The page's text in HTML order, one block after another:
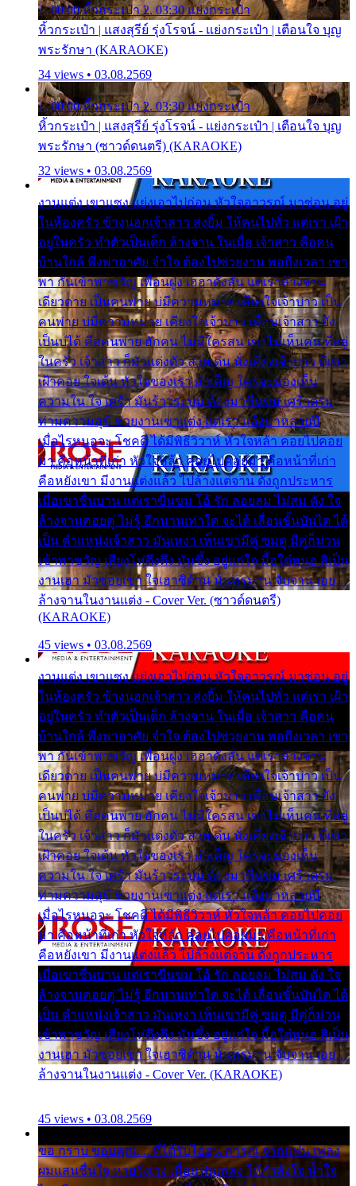
1. 00:00 หิ้วกระเป๋า 2. 03:30 แย่งกระเป๋า
หิ้วกระเป๋า | แสงสุรีย์ รุ่งโรจน์ - แย่งกระเป๋า | เตือนใจ บุญ
พระรักษา (KARAOKE)
34 views • 03.08.2569
1. 00:00 หิ้วกระเป๋า 2. 03:30 แย่งกระเป๋า
หิ้วกระเป๋า | แสงสุรีย์ รุ่งโรจน์ - แย่งกระเป๋า | เตือนใจ บุญ
พระรักษา (ซาวด์ดนตรี) (KARAOKE)
32 views • 03.08.2569
งานแต่ง เขาแซง แย่งเอาไปก่อน หัวใจอาวรณ์ มาซ่อน อยู่
ในห้องครัว ข้างนอกเจ้าสาว ส่งยิ้ม ให้คนไปทั่ว แต่เรา เฝ้า
อยู่ในครัว ทำตัวเป็นเด็ก ล้างจาน ในเมื่อ เจ้าสาว คือคน
บ้านใกล้ พึ่งพาอาศัย จำใจ ต้องไปช่วยงาน พอถึงเวลา เขา
พา กันเข้าพาขวัญ เพื่อนฝูง เฮฮาดังลั่น แต่เราล้างจาน
เดียวดาย เป็นคนพ่าย บ่มีความหมาย เคียงใจเจ้าบ่าว เป็น
คนพ่าย บ่มีความหมาย เคียงใจเจ้าบ่าว เพื่อนเจ้าสาว ยัง
เป็นบ่ได้ คือคนพ่าย ฮักคน ไม่มีใครสน เขาไม่เห็นคน ที่อยู่
ในครัว เจ้าสาว ก็มัวแต่งตัว สวยเด่น นั่งเคียงเจ้าบ่าว ที่เขา
เฝ้าคอย ใจเต้น หัวใจของเรา ลำเค็ญ ใครจะมองเห็น
ความใน ใจ เศร้า มันร้าวระบม ต้องมาขื่นขม เศร้าตรม
ท่ามความสุขี ช่วยงานเขาแต่ง แต่เรา แล้งมาหลายปี
เมื่อไรหนอจะ โชคดี ได้มีพิธีวิวาห์ หัวใจหล้า คอยไปคอย
มา คือหน้าที่เก่า หัวใจหล้า คอยไปคอยมา คือหน้าที่เก่า
คือหยังเขา มีงานแต่งแล้ว ไปล้างแต่จาน ดั่งถูกประหาร
เมื่อเขาชื่นบาน แต่เราขื่นขม โอ้ รัก ลอยลม ไม่สม ดัง ใจ
ล้างจานคอยคู่ ไม่รู้ อีกนานเท่าใด จะได้ เลื่อนขั้นบันได ได้
เป็น ตำแหน่งเจ้าสาว มันเหงา เห็นเขามีคู่ ซมดู มีคู่ก็ม่วน
เข้าพาขวัญ เสียงโห่ตึงตึง มันซึ้ง อยู่แก่ใจ มื้อใด๋หนอ สิเป็น
งานเฮา มัวซอยเขา ใจเฮาซิด้าน มันทรมาน จับจาน เอย…
ล้างจานในงานแต่ง - Cover Ver. (ซาวด์ดนตรี)
(KARAOKE)
45 views • 03.08.2569
งานแต่ง เขาแซง แย่งเอาไปก่อน หัวใจอาวรณ์ มาซ่อน อยู่
ในห้องครัว ข้างนอกเจ้าสาว ส่งยิ้ม ให้คนไปทั่ว แต่เรา เฝ้า
อยู่ในครัว ทำตัวเป็นเด็ก ล้างจาน ในเมื่อ เจ้าสาว คือคน
บ้านใกล้ พึ่งพาอาศัย จำใจ ต้องไปช่วยงาน พอถึงเวลา เขา
พา กันเข้าพาขวัญ เพื่อนฝูง เฮฮาดังลั่น แต่เราล้างจาน
เดียวดาย เป็นคนพ่าย บ่มีความหมาย เคียงใจเจ้าบ่าว เป็น
คนพ่าย บ่มีความหมาย เคียงใจเจ้าบ่าว เพื่อนเจ้าสาว ยัง
เป็นบ่ได้ คือคนพ่าย ฮักคน ไม่มีใครสน เขาไม่เห็นคน ที่อยู่
ในครัว เจ้าสาว ก็มัวแต่งตัว สวยเด่น นั่งเคียงเจ้าบ่าว ที่เขา
เฝ้าคอย ใจเต้น หัวใจของเรา ลำเค็ญ ใครจะมองเห็น
ความใน ใจ เศร้า มันร้าวระบม ต้องมาขื่นขม เศร้าตรม
ท่ามความสุขี ช่วยงานเขาแต่ง แต่เรา แล้งมาหลายปี
เมื่อไรหนอจะ โชคดี ได้มีพิธีวิวาห์ หัวใจหล้า คอยไปคอย
มา คือหน้าที่เก่า หัวใจหล้า คอยไปคอยมา คือหน้าที่เก่า
คือหยังเขา มีงานแต่งแล้ว ไปล้างแต่จาน ดั่งถูกประหาร
เมื่อเขาชื่นบาน แต่เราขื่นขม โอ้ รัก ลอยลม ไม่สม ดัง ใจ
ล้างจานคอยคู่ ไม่รู้ อีกนานเท่าใด จะได้ เลื่อนขั้นบันได ได้
เป็น ตำแหน่งเจ้าสาว มันเหงา เห็นเขามีคู่ ซมดู มีคู่ก็ม่วน
เข้าพาขวัญ เสียงโห่ตึงตึง มันซึ้ง อยู่แก่ใจ มื้อใด๋หนอ สิเป็น
งานเฮา มัวซอยเขา ใจเฮาซิด้าน มันทรมาน จับจาน เอย…
ล้างจานในงานแต่ง - Cover Ver. (KARAOKE)
45 views • 03.08.2569
ขอ กราบ ขอบคุณ.... ที่ได้รับไออุ่น การุณ จากแฟน เพลง
ผมแสนชื่นใจ หายวังเวง เมื่อแฟนเพลง ให้กำลังใจ น้ำใจ